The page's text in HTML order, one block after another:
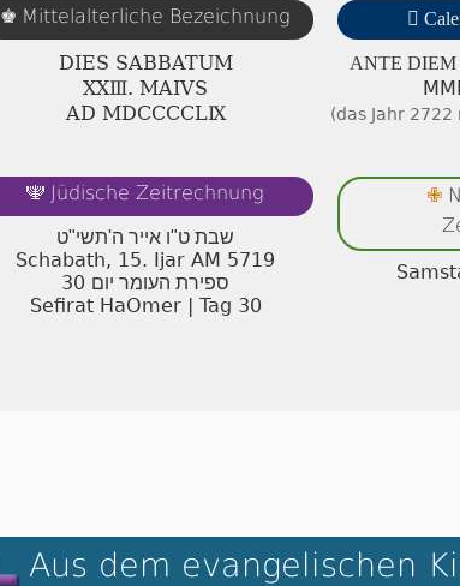
♚ Mittelalterliche Bezeichnung
DIES SABBATUM
ⅩⅩⅢ. MAIVS
AD ⅯⅮⅭⅭⅭⅭⅬⅨ

ANTE
(das Jahr
🕎 Jüdische Zeitrechnung
שבת ט"ו אייר ה'תשי"ט
Schabath, 15. Ijar AM 5719
30 ספירת העומר יום
Sefirat HaOmer | Tag 30
✙
Aus dem evangelischen